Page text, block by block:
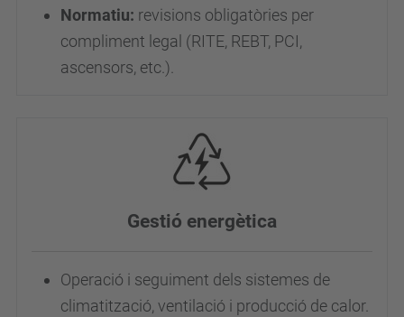
Normatiu: revisions obligatòries per
compliment legal (RITE, REBT, PCI,
ascensors, etc.).
Gestió energètica
Operació i seguiment dels sistemes de
climatització, ventilació i producció de calor.